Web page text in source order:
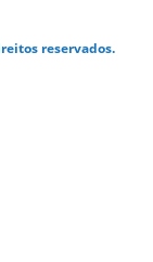
reservados.